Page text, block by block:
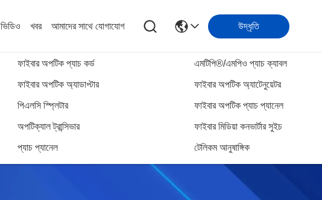
ফাইবার অপটিক প্যাচ কর্ড এমটিপি®/এমপিও প্যাচ ক্যাবল
ফাইবার অপটিক অ্যাডাপ্টার ফাইবার অপটিক অ্যাটেনুয়েটর
পিএলসি স্প্লিটার ফাইবার অপটিক প্যাচ প্যানেল
অপটিক্যাল ট্রান্সিভার ফাইবার মিডিয়া কনভার্টার সুইচ
প্যাচ প্যানেল টেলিকম আনুষাঙ্গিক
ভিডিও খবর আমাদের সাথে যোগাযোগ উদ্ধৃতি